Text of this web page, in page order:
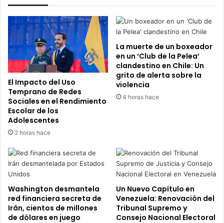
El Impacto del Uso
Temprano de Redes
Sociales en el Rendimiento
Escolar de los
Adolescentes
2 horas hace
La muerte de un boxeador
en un ‘Club de la Pelea’
clandestino en Chile: Un
grito de alerta sobre la
violencia
4 horas hace
Washington desmantela
red financiera secreta de
Irán, cientos de millones
de dólares en juego
Un Nuevo Capítulo en
Venezuela: Renovación del
Tribunal Supremo y
Consejo Nacional Electoral